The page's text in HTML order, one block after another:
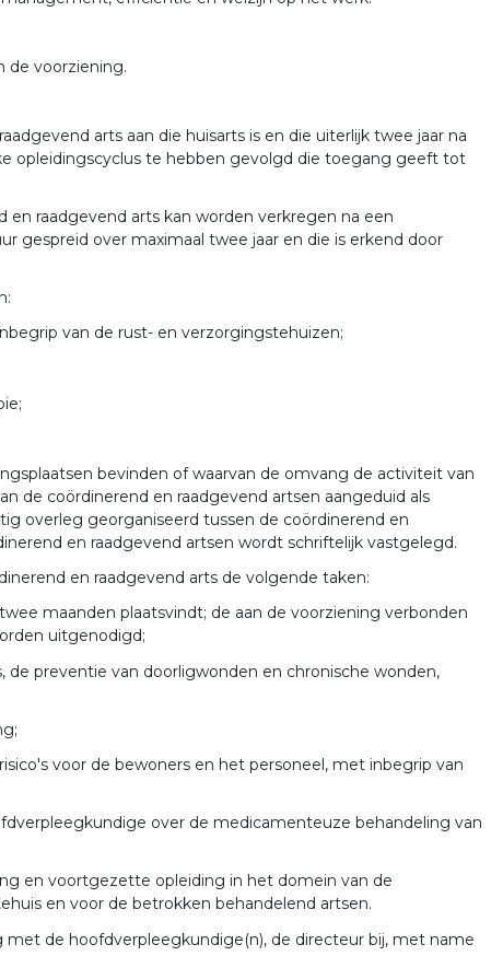
de voorziening.
arts aan die huisarts is en die uiterlijk twee jaar na
opleidingscyclus te hebben gevolgd die toegang geeft tot
raadgevend arts kan worden verkregen na een
gespreid over maximaal twee jaar en die is erkend door
van de rust- en verzorgingstehuizen;
bevinden of waarvan de omvang de activiteit van
de coördinerend en raadgevend artsen aangeduid als
overleg georganiseerd tussen de coördinerend en
en raadgevend artsen wordt schriftelijk vastgelegd.
en raadgevend arts de volgende taken:
maanden plaatsvindt; de aan de voorziening verbonden
uitgenodigd;
preventie van doorligwonden en chronische wonden,
voor de bewoners en het personeel, met inbegrip van
over de medicamenteuze behandeling van
en voortgezette opleiding in het domein van de
en voor de betrokken behandelend artsen.
de hoofdverpleegkundige(n), de directeur bij, met name